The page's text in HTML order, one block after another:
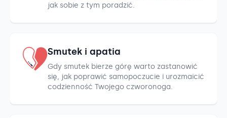
jak sobie z tym poradzić.
Smutek i apatia
Gdy smutek bierze górę warto zastanowić
się, jak poprawić samopoczucie i urozmaicić
codzienność Twojego czworonoga.